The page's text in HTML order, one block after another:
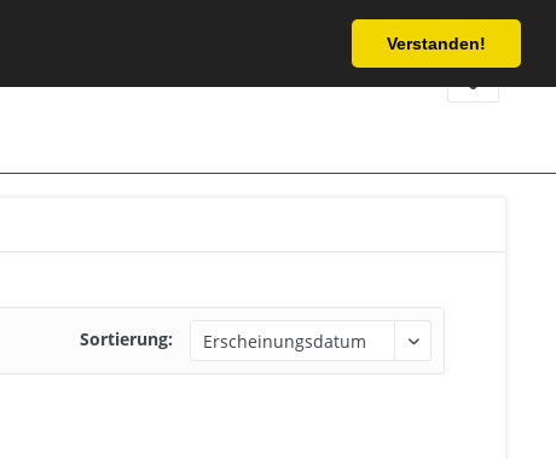
Verstanden!
Service/Hilfe
Sortierung: